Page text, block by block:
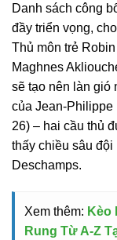
Danh sách công
đầy triển vọng,
Thủ môn trẻ
Maghnes
sẽ tạo nên làn gió
của Jean-Philippe
26) – hai cầu thủ
thấy chiều sâu
Deschamps.
Xem thêm: Kèo
Rung Từ A-Z